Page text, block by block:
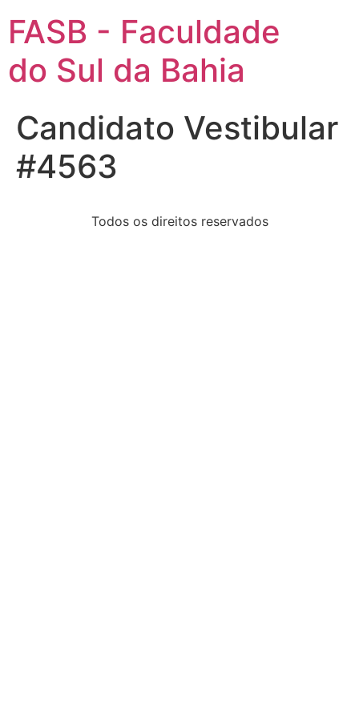
FASB - Faculdade
do Sul da Bahia
Candidato Vestibular
#4563
Todos os direitos reservados